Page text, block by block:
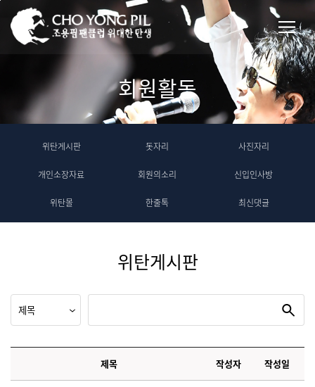
회원활동
위탄게시판 돗자리 사진자리
개인소장자료 회원의소리 신입인사방
위탄몰 한줄톡 최신댓글
위탄게시판
제목 작성자 작성일